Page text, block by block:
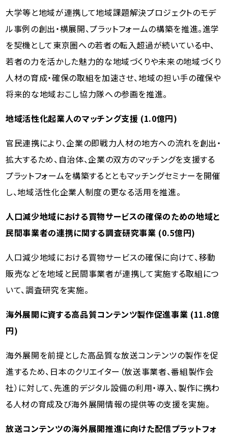
大学等と地域が連携して地域課題解決プロジェクトのモデ
ル事例の創出・横展開、プラットフォームの構築を推進。進学
を契機として東京圏への若者の転入超過が続いている中、
若者の力を活かした魅力的な地域づくりや未来の地域づくり
人材の育成・確保の取組を加速させ、地域の担い手の確保や
将来的な地域おこし協力隊への参画を推進。
地域活性化起業人のマッチング支援 (1.0億円)
官民連携により、企業の即戦力人材の地方への流れを創出・
拡大するため、自治体、企業の双方のマッチングを支援する
プラットフォームを構築するとともマッチングセミナーを開催
し、地域活性化企業人制度の更なる活用を推進。
人口減少地域における買物サービスの確保のための地域と
民間事業者の連携に関する調査研究事業 (0.5億円)
人口減少地域における買物サービスの確保に向けて、移動
販売などを地域と民間事業者が連携して実施する取組につ
いて、調査研究を実施。
海外展開に資する高品質コンテンツ製作促進事業 (11.8億
円)
海外展開を前提とした高品質な放送コンテンツの製作を促
進するため、日本のクリエイター（放送事業者、番組製作会
社）に対して、先進的デジタル設備の利用・導入、製作に携わ
る人材の育成及び海外展開情報の提供等の支援を実施。
放送コンテンツの海外展開推進に向けた配信プラットフォ